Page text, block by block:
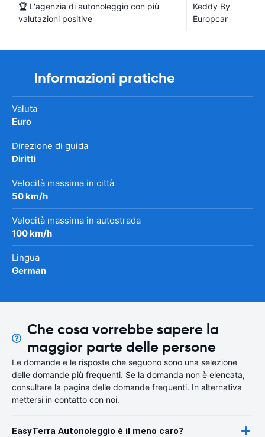
🏆 L'agenzia di autonoleggio con più
valutazioni positive
Keddy By
Europcar
Informazioni pratiche
Valuta
Euro
Direzione di guida
Diritti
Velocità massima in città
50 km/h
Velocità massima in autostrada
100 km/h
Lingua
German
Che cosa vorrebbe sapere la
maggior parte delle persone
Le domande e le risposte che seguono sono una selezione
delle domande più frequenti. Se la domanda non è elencata,
consultare la pagina delle domande frequenti. In alternativa
mettersi in contatto con noi.
EasyTerra Autonoleggio è il meno caro?